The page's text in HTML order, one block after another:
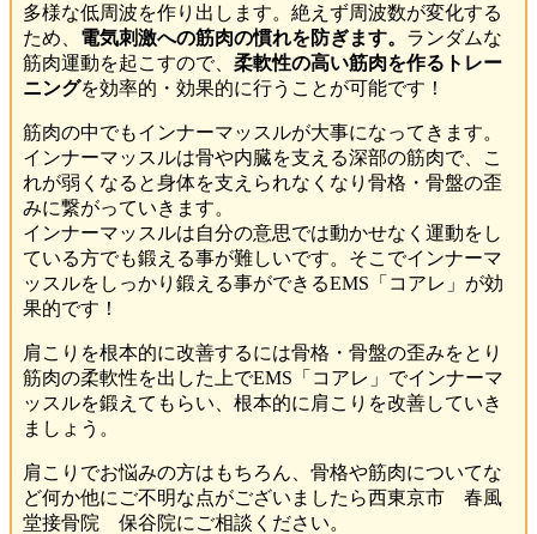
多様な低周波を作り出します。絶えず周波数が変化する
ため、 電気刺激への筋肉の慣れを防ぎます。 ランダムな
筋肉運動を起こすので、 柔軟性の高い筋肉を作るトレー
ニングを効率的・効果的に行うことが可能です！
筋肉の中でもインナーマッスルが大事になってきます。
インナーマッスルは骨や内臓を支える深部の筋肉で、こ
れが弱くなると身体を支えられなくなり骨格・骨盤の歪
みに繋がっていきます。
インナーマッスルは自分の意思では動かせなく運動をし
ている方でも鍛える事が難しいです。そこでインナーマ
ッスルをしっかり鍛える事ができるEMS「コアレ」が効
果的です！
肩こりを根本的に改善するには骨格・骨盤の歪みをとり
筋肉の柔軟性を出した上でEMS「コアレ」でインナーマ
ッスルを鍛えてもらい、根本的に肩こりを改善していき
ましょう。
肩こりでお悩みの方はもちろん、骨格や筋肉についてな
ど何か他にご不明な点がございましたら西東京市 春風
堂接骨院 保谷院にご相談ください。